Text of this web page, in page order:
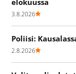
3.8.2026
Poliisi:
2.8.2026